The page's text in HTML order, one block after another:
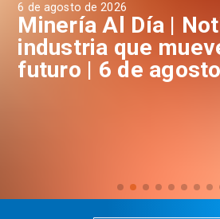
6 de agosto de 2026
Minería Al Día |
industria que
futuro | 6 de